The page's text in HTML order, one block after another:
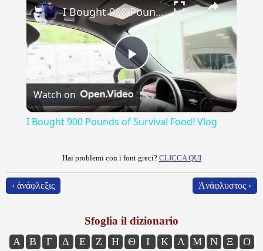
Play
Video
I Bought 900 Pounds of Survival Food! Vlog
Watch on
I Bought 900 Pounds of Survival Food! Vlog
Hai problemi con i font greci? CLICCA QUI
‹ ἀνάφλεξις Ἀνάφλυστος ›
Sfoglia il dizionario
Α Β Γ Δ Ε Ζ Η Θ Ι Κ Λ Μ Ν Ξ
Ο